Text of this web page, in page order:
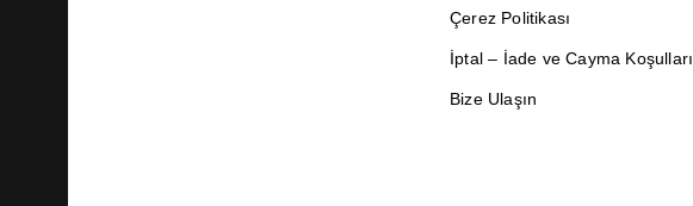
Çerez Politikası
İptal – İade ve Cayma Koşulları
Bize Ulaşın